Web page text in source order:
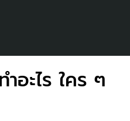
อะไร ใคร ๆ